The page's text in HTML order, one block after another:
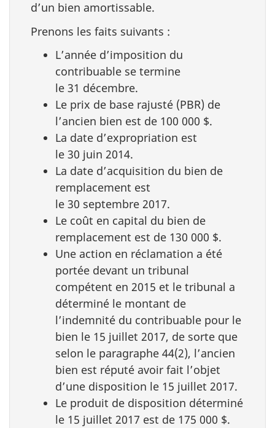
d’un bien amortissable.
Prenons les faits suivants :
L’année d’imposition du
contribuable se termine
le 31 décembre.
Le prix de base rajusté (PBR) de
l’ancien bien est de 100 000 $.
La date d’expropriation est
le 30 juin 2014.
La date d’acquisition du bien de
remplacement est
le 30 septembre 2017.
Le coût en capital du bien de
remplacement est de 130 000 $.
Une action en réclamation a été
portée devant un tribunal
compétent en 2015 et le tribunal a
déterminé le montant de
l’indemnité du contribuable pour le
bien le 15 juillet 2017, de sorte que
selon le paragraphe 44(2), l’ancien
bien est réputé avoir fait l’objet
d’une disposition le 15 juillet 2017.
Le produit de disposition déterminé
le 15 juillet 2017 est de 175 000 $.